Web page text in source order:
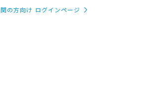
の方向け ログインページ